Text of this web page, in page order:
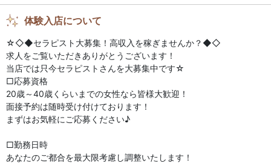
かけもち可
ノルマなし 週1から勤務OK
主婦歓迎
体験入店について
☆◇◆セラピスト大募集！高収入を稼ぎませんか？◆◇
求人をご覧いただきありがとうございます！
当店では只今セラピストさんを大募集中です☆
□応募資格
20歳～40歳くらいまでの女性なら皆様大歓迎！
面接予約は随時受け付けております！
まずはお気軽にご応募ください♪
□勤務日時
あなたのご都合を最大限考慮し調整いたします！